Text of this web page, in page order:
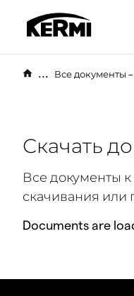
... Все документы
Скачать
Все документы
скачивания или
Documents are